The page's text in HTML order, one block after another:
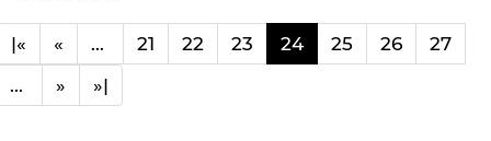
|« « ... 21 22 23 24 25 26
27
...
» »|